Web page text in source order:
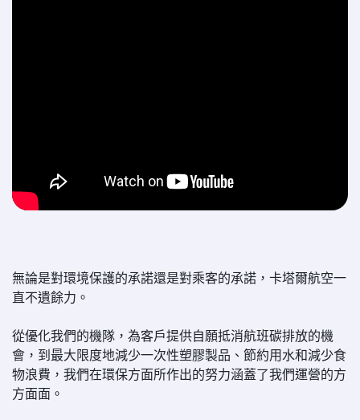
無論是對環境保護的承諾還是對乘客的承諾，卡塔爾航空一
直不遺餘力。
從優化我們的機隊，為客戶提供自願抵消航班碳排放的機
會，到最大限度地減少一次性塑膠製品、節約用水和減少食
物浪費，我們在環保方面所作出的努力涵蓋了我們運營的方
方面面。